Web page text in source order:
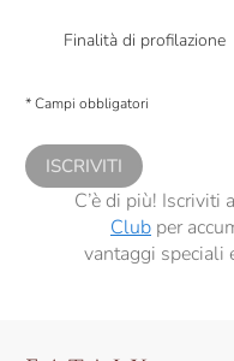
Finalità di profilazione
comunicazioni commerciali
* Campi obbligatori
ISCRIVITI
C’è di più! Iscriviti
Clubper
vantaggi speciali